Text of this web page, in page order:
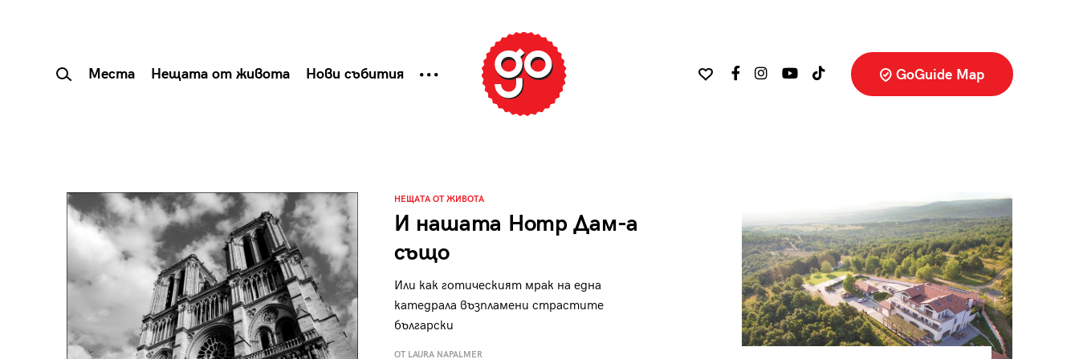
Места Нещата от живота Нови събития GoGuide Map
НЕЩАТА ОТ ЖИВОТА
И нашата Нотр Дам-а
също
Или как готическият мрак на една
катедрала възпламени страстите
български
ОТ LAURA NAPALMER